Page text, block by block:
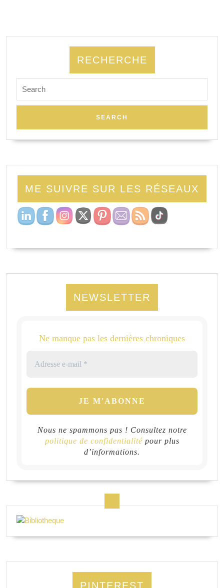
RECHERCHE
ME SUIVRE SUR LES RÉSEAUX
NEWSLETTER
Ne manque pas les dernières chroniques
Nous ne spammons pas ! Consultez notre
politique de confidentialitépour plus
d’informations.
PINTEREST